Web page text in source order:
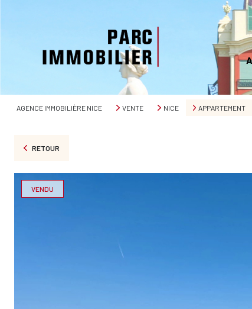
AGENCE IMMOBILIÈRE NICE VENTE NICE APPARTEMENT
RETOUR
VENDU